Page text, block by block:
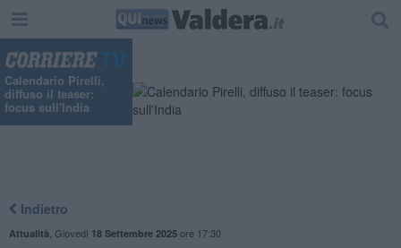
Calendario Pirelli,
diffuso il teaser:
focus sull'India
Indietro
Attualità Giovedì 18 Settembre 2025ore 17:30